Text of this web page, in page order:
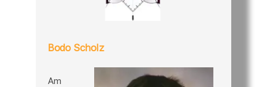
Bodo Scholz
Am